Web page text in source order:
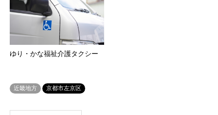
ゆり・かな福祉介護タクシー
近畿地方 京都市左京区